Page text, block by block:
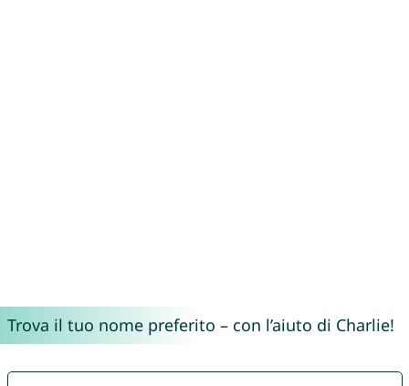
Trova il tuo nome preferito – con l’aiuto di Charlie!